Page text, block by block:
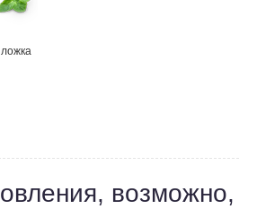
ложка
возможно,